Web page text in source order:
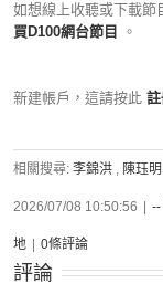
如想線上收聽或下載節
買D100網台節目
。
新建帳戶，這請按此
相關搜尋: 李錦洪 , 陳珏明
2026/07/08 10:50:56
地 0條評論
評論